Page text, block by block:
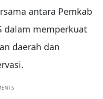
antara Pemkab
dalam memperkuat
daerah dan